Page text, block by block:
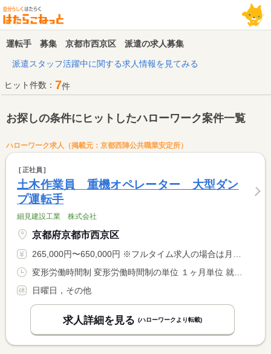
運転手 募集 京都市西京区 派遣の求人募集
派遣スタッフ活躍中に関する求人情報を見てみる
ヒット件数： 7件
お探しの条件にヒットしたハローワーク案件一覧
ハローワーク求人（掲載元：京都西陣公共職業安定所）
正社員
土木作業員 重機オペレーター 大型ダン
プ運転手
細見建設工業 株式会社
京都府京都市西京区
265,000円〜650,000円 ※フルタイム求人の場合は月額（換算額）、パート求人の場合は時間額を表示しています。
日曜日，その他
求人詳細を見る (ハローワークより転載)